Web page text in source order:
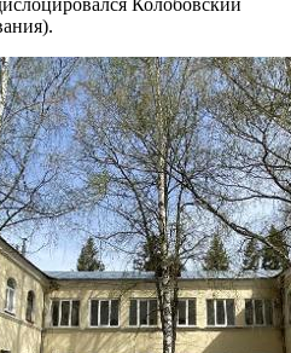
Колобовский